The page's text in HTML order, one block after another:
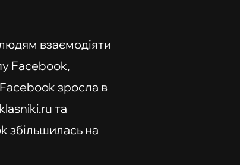
взаємодіяти
Facebook,
Facebook зросла в
та
збільшилась на